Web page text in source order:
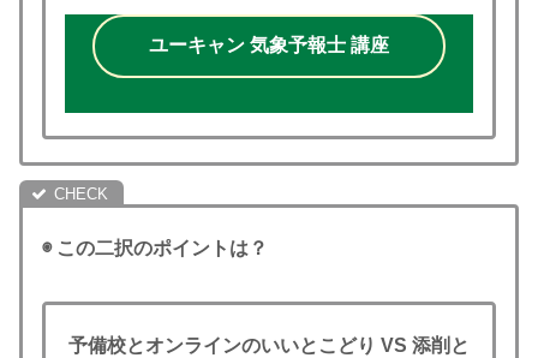
ユーキャン 気象予報士 講座
◉ この二択のポイントは？
予備校とオンラインのいいとこどり VS 添削と